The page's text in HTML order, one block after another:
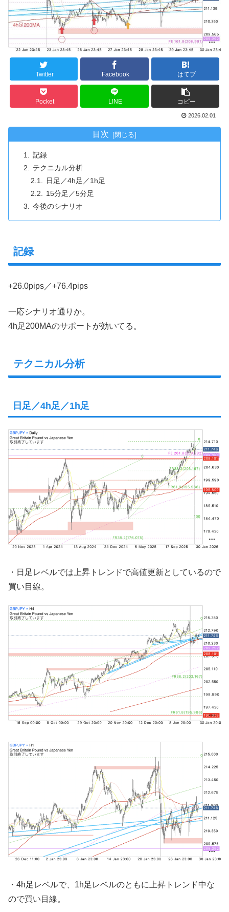
Twitter Facebook はてブ
Pocket LINE コピー
2026.02.01
目次
記録
テクニカル分析
日足／4h足／1h足
15分足／5分足
今後のシナリオ
記録
+26.0pips／+76.4pips
一応シナリオ通りか。
4h足200MAのサポートが効いてる。
テクニカル分析
日足／4h足／1h足
・日足レベルでは上昇トレンドで高値更新としているので
買い目線。
・4h足レベルで、1h足レベルのともに上昇トレンド中な
ので買い目線。